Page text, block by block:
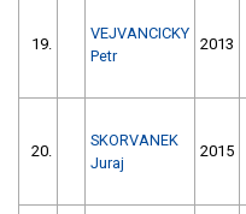
19.
VEJVANCICKY
Petr
2013
20.
SKORVANEK
Juraj
2015